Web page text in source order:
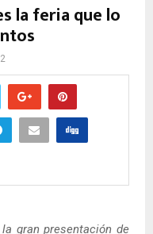
la feria que lo
gran presentación de